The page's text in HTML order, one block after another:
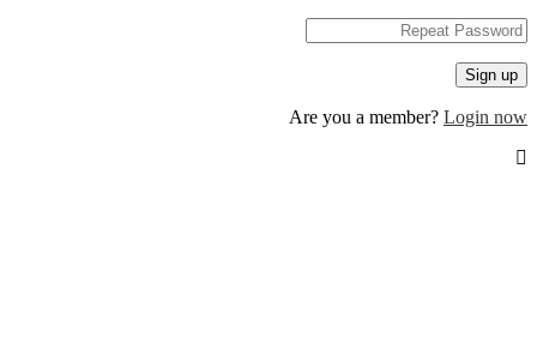
Are you a member?Login